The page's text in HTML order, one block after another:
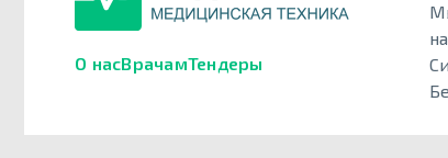
О насВрачамТендеры